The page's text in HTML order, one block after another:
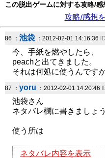
この脱出ゲームに対する攻略/
攻略/感想
86 ： 池袋 ：2012-02-01 14:16:36
今、手紙を燃やしたら、
peachと出てきました。
それは何処に使うんです
87 ： yoru ：2012-02-01 14:20:46
池袋さん
ネタバレ欄に書きましょ
使う所は
ネタバレ内容を表示